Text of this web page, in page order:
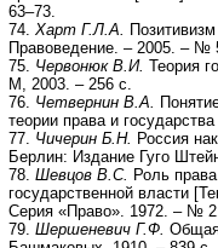
63–73.
74. Харт Г.Л.А.
Правоведение. – 2005. – №
75. Червонюк В.И. Теория
М, 2003. – 256 с.
76. Четвернин В.А.
теории права и
77. Чичерин Б.Н. Россия
Берлин: Издание Гуго
78. Шевцов В.С. Роль
государственной власти
Серия «Право». 1972. – №
79. Шершеневич Г.Ф. Общая